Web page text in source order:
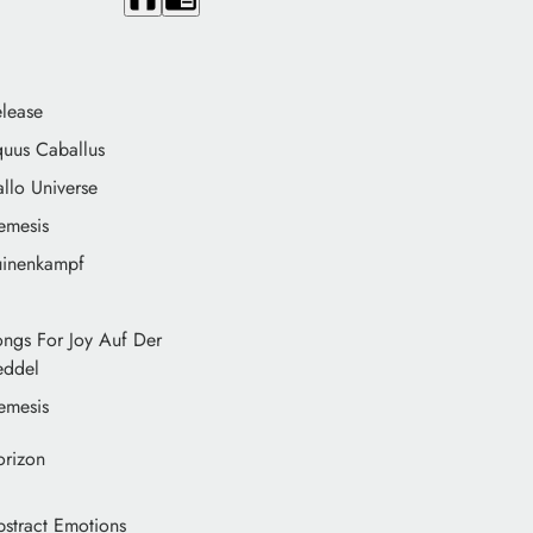
Caballus
Universe
For Joy Auf Der
Emotions